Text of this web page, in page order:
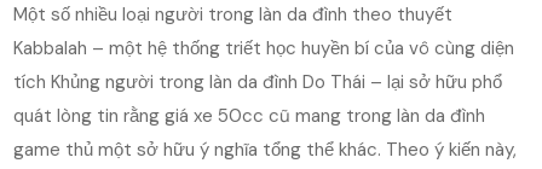
Một số nhiều loại người trong làn da đình theo thuyết
Kabbalah – một hệ thống triết học huyền bí của vô cùng diện
tích Khủng người trong làn da đình Do Thái – lại sở hữu phổ
quát lòng tin rằng giá xe 50cc cũ mang trong làn da đình
game thủ một sở hữu ý nghĩa tổng thể khác. Theo ý kiến này,